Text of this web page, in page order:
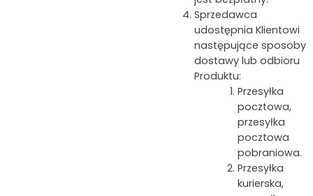
Sprzedawca
udostępnia Klientowi
następujące sposoby
dostawy lub odbioru
Produktu:
Przesyłka
pocztowa,
przesyłka
pocztowa
pobraniowa.
Przesyłka
kurierska,